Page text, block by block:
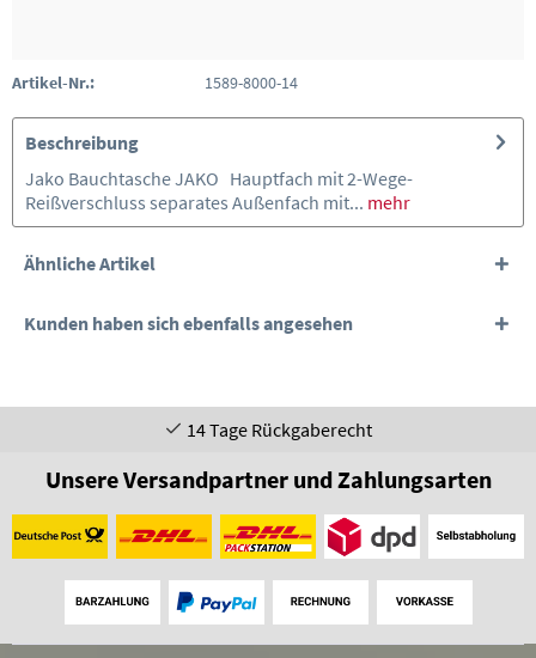
Artikel-Nr.: 1589-8000-14
Beschreibung
Jako Bauchtasche JAKO Hauptfach mit 2-Wege-
Reißverschluss separates Außenfach mit... mehr
Ähnliche Artikel
Kunden haben sich ebenfalls angesehen
14 Tage Rückgaberecht
Unsere Versandpartner und Zahlungsarten